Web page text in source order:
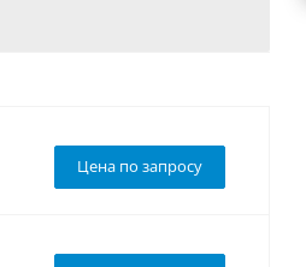
Цена по запросу